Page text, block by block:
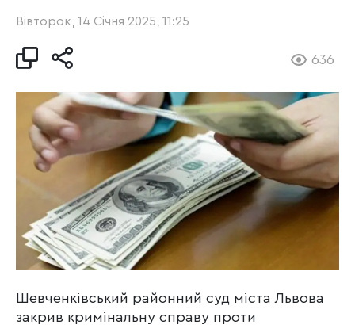
Вівторок, 14 Січня 2025, 11:25
636
Шевченківський районний суд міста Львова
закрив кримінальну справу проти